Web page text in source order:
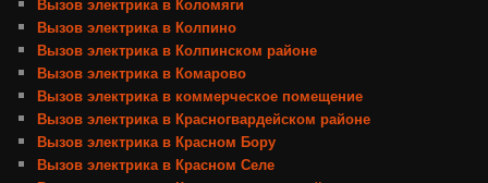
Вызов электрика в Колпино
Вызов электрика в Колпинском районе
Вызов электрика в Комарово
Вызов электрика в коммерческое помещение
Вызов электрика в Красногвардейском районе
Вызов электрика в Красном Бору
Вызов электрика в Красном Селе